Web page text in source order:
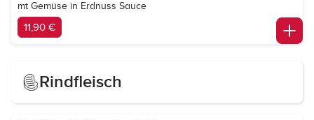
mt Gemüse in Erdnuss Sauce
11,90 €
Rindfleisch